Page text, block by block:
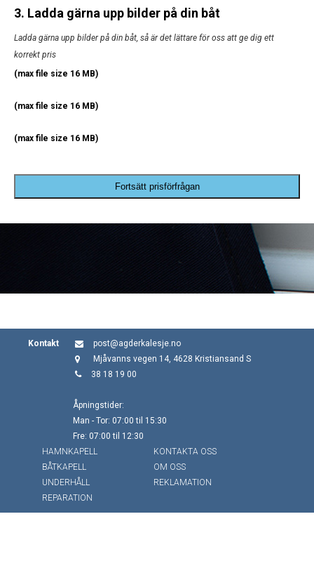
3. Ladda gärna upp bilder på din båt
Ladda gärna upp bilder på din båt, så är det lättare för oss att ge dig ett
korrekt pris
(max file size 16 MB)
(max file size 16 MB)
(max file size 16 MB)
Fortsätt prisförfrågan
Kontakt
post@agderkalesje.no
Mjåvanns vegen 14, 4628 Kristiansand S
38 18 19 00
Åpningstider:
Man - Tor: 07:00 til 15:30
Fre: 07:00 til 12:30
HAMNKAPELL
BÅTKAPELL
UNDERHÅLL
REPARATION
KONTAKTA OSS
OM OSS
REKLAMATION